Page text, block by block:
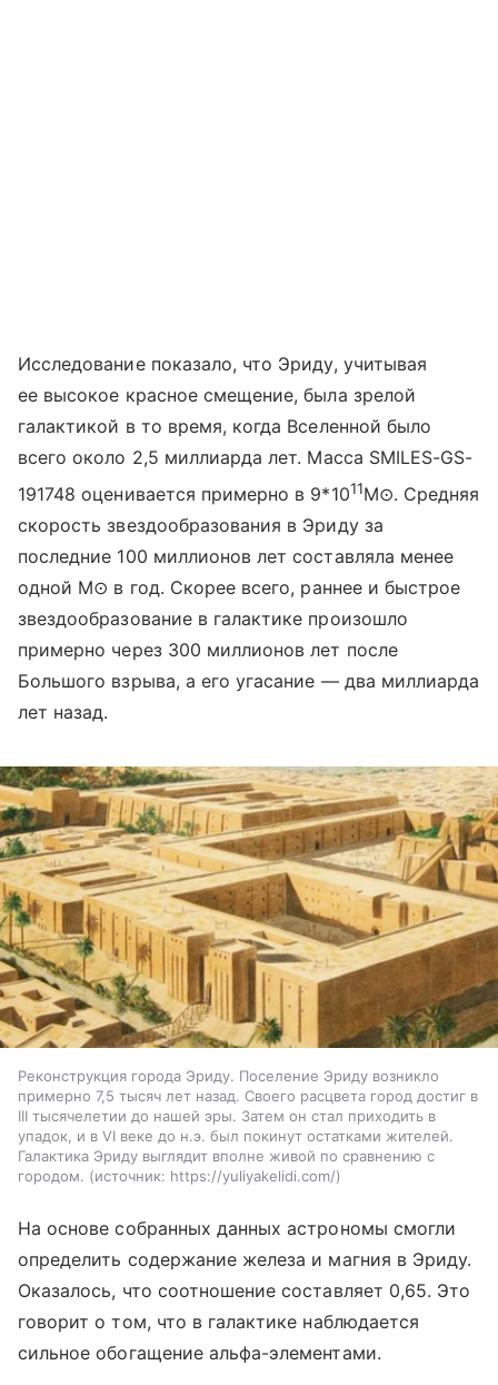
Исследование показало, что Эриду, учитывая
ее высокое красное смещение, была зрелой
галактикой в то время, когда Вселенной было
всего около 2,5 миллиарда лет. Масса SMILES-GS-
191748 оценивается примерно в 9*1011M⊙. Средняя
скорость звездообразования в Эриду за
последние 100 миллионов лет составляла менее
одной M⊙ в год. Скорее всего, раннее и быстрое
звездообразование в галактике произошло
примерно через 300 миллионов лет после
Большого взрыва, а его угасание — два миллиарда
лет назад.
Реконструкция города Эриду. Поселение Эриду возникло
примерно 7,5 тысяч лет назад. Своего расцвета город достиг в
III тысячелетии до нашей эры. Затем он стал приходить в
упадок, и в VI веке до н.э. был покинут остатками жителей.
Галактика Эриду выглядит вполне живой по сравнению с
городом.
источник: https://yuliyakelidi.com/
На основе собранных данных астрономы смогли
определить содержание железа и магния в Эриду.
Оказалось, что соотношение составляет 0,65. Это
говорит о том, что в галактике наблюдается
сильное обогащение альфа-элементами.